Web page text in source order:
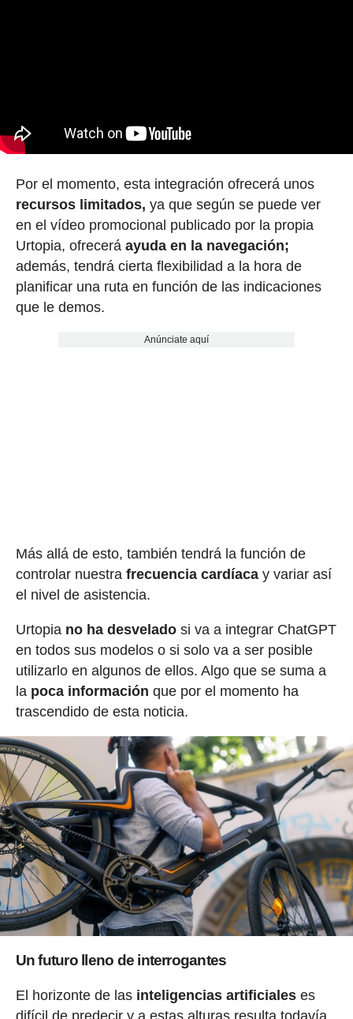
Por el momento, esta integración ofrecerá unos
recursos limitados, ya que según se puede ver
en el vídeo promocional publicado por la propia
Urtopia, ofrecerá ayuda en la navegación;
además, tendrá cierta flexibilidad a la hora de
planificar una ruta en función de las indicaciones
que le demos.
Anúnciate aquí
Más allá de esto, también tendrá la función de
controlar nuestra frecuencia cardíacay variar así
el nivel de asistencia.
Urtopia no ha desveladosi va a integrar ChatGPT
en todos sus modelos o si solo va a ser posible
utilizarlo en algunos de ellos. Algo que se suma a
la poca información que por el momento ha
trascendido de esta noticia.
Un futuro lleno de interrogantes
El horizonte de lasinteligencias artificialeses
difícil de predecir y a estas alturas resulta todavía